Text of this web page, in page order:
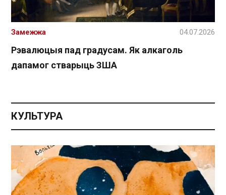
Рэвалюцыя пад градусам. Як алкаголь
дапамог стварыць ЗША
Замежжа 04.07.2026
КУЛЬТУРА